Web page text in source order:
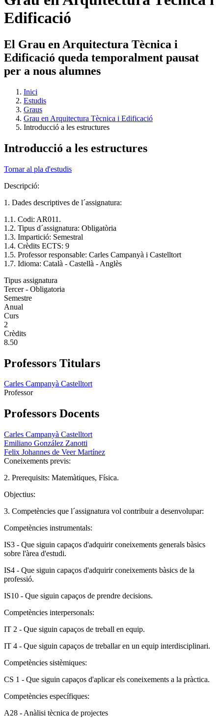
Edificació
El Grau en Arquitectura Tècnica i
Edificació queda temporalment pausat
per a nous alumnes
Inici
Estudis
Graus
Grau en Arquitectura Tècnica i Edificació
Introducció a les estructures
Introducció a les estructures
Tornar al pla d'estudis
Descripció:
1. Dades descriptives de l´assignatura:
1.1. Codi: AR011.
1.2. Tipus d´assignatura: Obligatòria
1.3. Impartició: Semestral
1.4. Crèdits ECTS: 9
1.5. Professor responsable: Carles Campanyà i Castelltort
1.7. Idioma: Català - Castellà - Anglès
Tipus assignatura
Tercer - Obligatoria
Semestre
Anual
Curs
2
Crèdits
8.50
Professors Titulars
Carles Campanyà Castelltort
Professor
Professors Docents
Carles Campanyà Castelltort
Emiliano González Zanotti
Felix Johannes de Veer Martínez
Coneixements previs:
2. Prerequisits: Matemàtiques, Física.
Objectius:
3. Competències que l´assignatura vol contribuir a desenvolupar:
Competències instrumentals:
IS3 - Que siguin capaços d'adquirir coneixements generals bàsics
sobre l'àrea d'estudi.
IS4 - Que siguin capaços d'adquirir coneixements bàsics de la
professió.
IS10 - Que siguin capaços de prendre decisions.
Competències interpersonals:
IT 2 - Que siguin capaços de treball en equip.
IT 4 - Que siguin capaços de treballar en un equip interdisciplinari.
Competències sistèmiques:
CS 1 - Que siguin capaços d'aplicar els coneixements a la pràctica.
Competències específiques:
A28 - Anàlisi tècnica de projectes